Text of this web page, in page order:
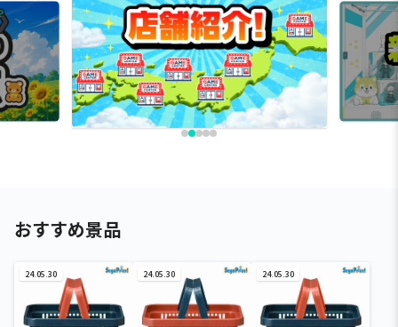
おすすめ景品
24.05.30 24.05.30 24.05.30